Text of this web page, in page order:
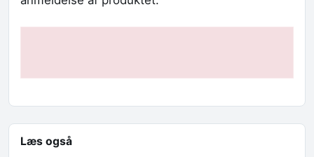
Læs også